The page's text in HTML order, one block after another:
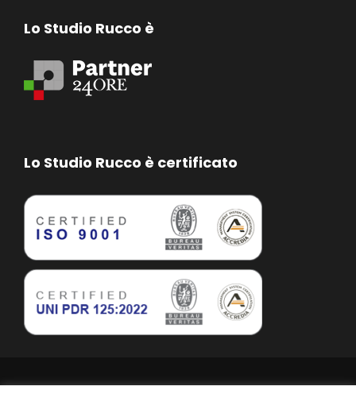
Lo Studio Rucco è
Lo Studio Rucco è certificato